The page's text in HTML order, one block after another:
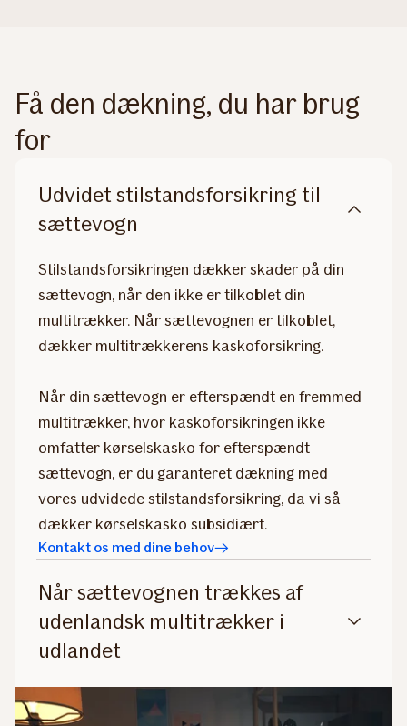
Få den dækning, du har brug
for
Udvidet stilstandsforsikring til
sættevogn
Stilstandsforsikringen dækker skader på din
sættevogn, når den ikke er tilkoblet din
multitrækker. Når sættevognen er tilkoblet,
dækker multitrækkerens kaskoforsikring.
Når din sættevogn er efterspændt en fremmed
multitrækker, hvor kaskoforsikringen ikke
omfatter kørselskasko for efterspændt
sættevogn, er du garanteret dækning med
vores udvidede stilstandsforsikring, da vi så
dækker kørselskasko subsidiært.
Kontakt os med dine behov
Når sættevognen trækkes af
udenlandsk multitrækker i
udlandet